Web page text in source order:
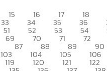
15 16 17 18
33 34 35 36
51 52 53 54
69 70 71 72
87 88 89 90
103 104 105 106
119 120 121 122